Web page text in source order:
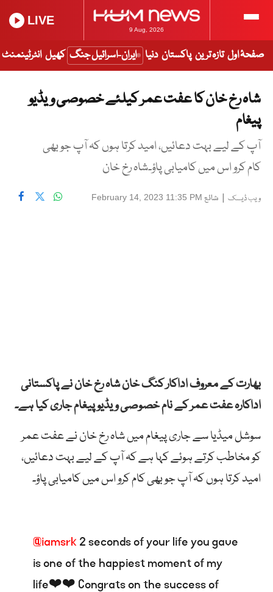
9 Aug, 2026
LIVE
صفحۂ اول تازہ ترین پاکستان دنیا ایران-اسرائیل جنگ کھیل انٹرٹینمنٹ
شاہ رخ خان کا عفت عمر کیلئے خصوصی ویڈیو
پیغام
آپ کے لیے بہت دعائیں، امید کرتا ہوں کہ آپ جو بھی
کام کرو اس میں کامیابی پاؤ۔شاہ رخ خان
ویب ڈیسک | شائع February 14, 2023 11:35 PM
بھارت کے معروف اداکار کنگ خان شاہ رخ خان نے پاکستانی
اداکارہ عفت عمر کے نام خصوصی ویڈیو پیغام جاری کیا ہے۔
سوشل میڈیا سے جاری پیغام میں شاہ رخ خان نے عفت عمر
کو مخاطب کرتے ہوئے کہا ہے کہ آپ کے لیے بہت دعائیں،
امید کرتا ہوں کہ آپ جو بھی کام کرو اس میں کامیابی پاؤ۔
@iamsrk2 seconds of your life you gave
is one of the happiest moment of my
life❤️❤️ Congrats on the success of